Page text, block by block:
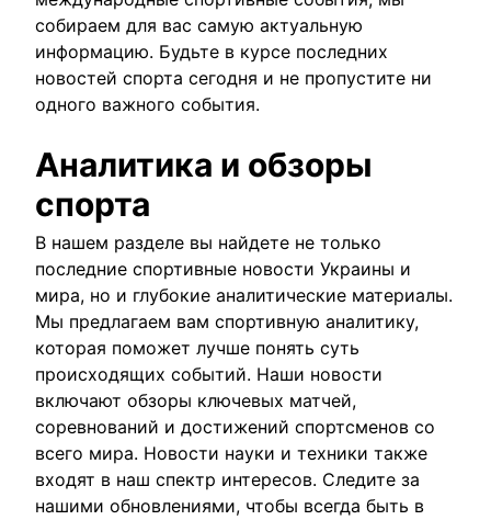
собираем для вас самую актуальную
информацию. Будьте в курсе последних
новостей спорта сегодня и не пропустите ни
одного важного события.
Аналитика и обзоры
спорта
В нашем разделе вы найдете не только
последние спортивные новости Украины и
мира, но и глубокие аналитические материалы.
Мы предлагаем вам спортивную аналитику,
которая поможет лучше понять суть
происходящих событий. Наши новости
включают обзоры ключевых матчей,
соревнований и достижений спортсменов со
всего мира. Новости науки и техники также
входят в наш спектр интересов. Следите за
нашими обновлениями, чтобы всегда быть в